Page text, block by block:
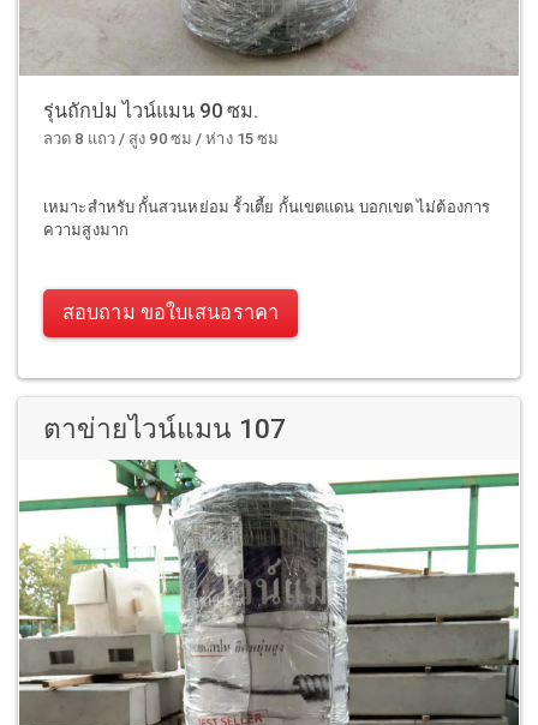
รุ่นถักปม ไวน์แมน 90 ซม.
ลวด 8 แถว / สูง 90 ซม / ห่าง 15 ซม
เหมาะสำหรับ กั้นสวนหย่อม รั้วเตี้ย กั้นเขตแดน บอกเขต ไม่ต้องการ
ความสูงมาก
สอบถาม ขอใบเสนอราคา
ตาข่ายไวน์แมน 107